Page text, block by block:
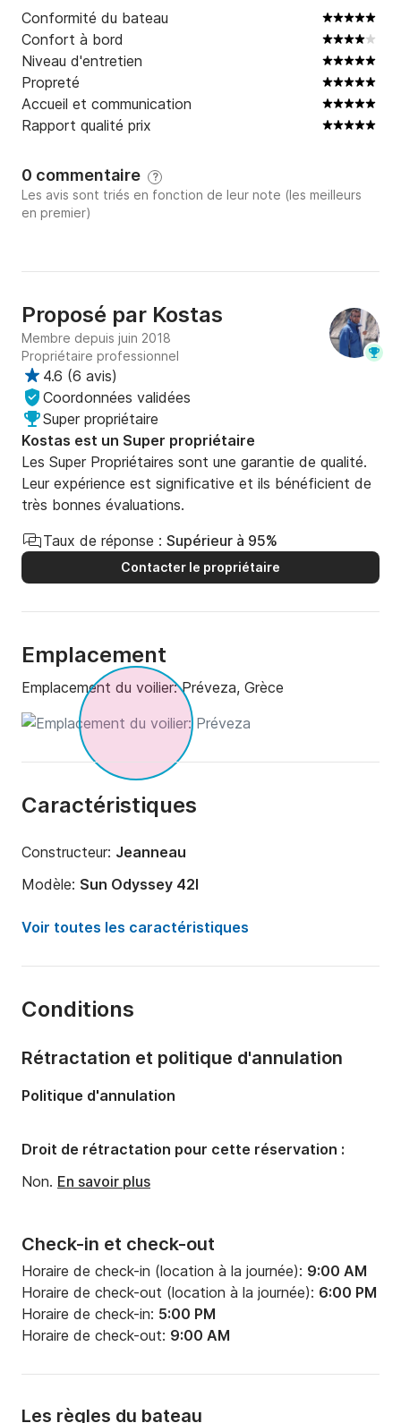
Conformité du bateau
Confort à bord
Niveau d'entretien
Propreté
Accueil et communication
Rapport qualité prix
0 commentaire ?
Les avis sont triés en fonction de leur note (les meilleurs
en premier)
Proposé par Kostas
Membre depuis juin 2018
Propriétaire professionnel
4.6 (6 avis)
Coordonnées validées
Super propriétaire
Kostas est un Super propriétaire
Les Super Propriétaires sont une garantie de qualité.
Leur expérience est significative et ils bénéficient de
très bonnes évaluations.
Taux de réponse : Supérieur à 95%
Contacter le propriétaire
Emplacement
Emplacement du voilier:Préveza, Grèce
Caractéristiques
Constructeur: Jeanneau
Modèle: Sun Odyssey 42I
Année:
Nombre de couchages:
Longueur:
Puissance moteur:54cv
Voir toutes les caractéristiques
Conditions
Check-in et check-out
Horaire de check-in (location à la journée): 9:00 AM
Horaire de check-out (location à la journée): 6:00 PM
Horaire de check-in: 5:00 PM
Horaire de check-out: 9:00 AM
Les règles du bateau
Rétractation et politique d'annulation
Politique d'annulation
Droit de rétractation pour cette réservation :
Non. En savoir plus